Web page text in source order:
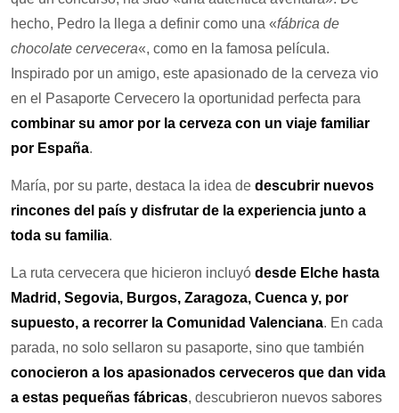
hecho, Pedro la llega a definir como una «fábrica de
chocolate cervecera«, como en la famosa película.
Inspirado por un amigo, este apasionado de la cerveza vio
en el Pasaporte Cervecero la oportunidad perfecta para
combinar su amor por la cerveza con un viaje familiar
por España.
María, por su parte, destaca la idea de descubrir nuevos
rincones del país y disfrutar de la experiencia junto a
toda su familia.
La ruta cervecera que hicieron incluyó desde Elche hasta
Madrid, Segovia, Burgos, Zaragoza, Cuenca y, por
supuesto, a recorrer la Comunidad Valenciana. En cada
parada, no solo sellaron su pasaporte, sino que también
conocieron a los apasionados cerveceros que dan vida
a estas pequeñas fábricas, descubrieron nuevos sabores